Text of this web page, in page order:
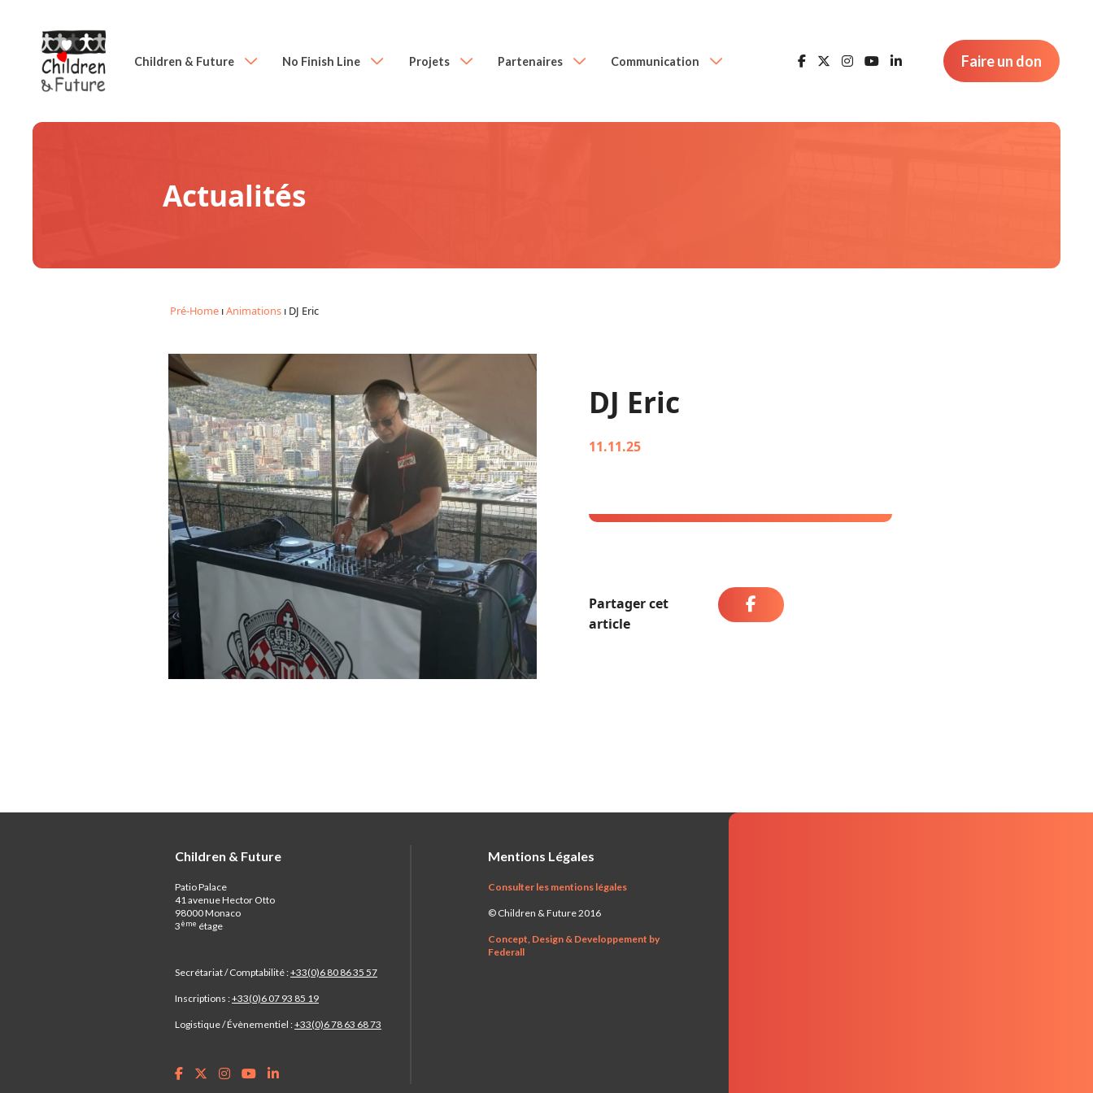
Children & Future No Finish Line Projets Partenaires Communication Faire un don
Actualités
Pré-Home ıAnimations ı DJ Eric
DJ Eric
11.11.25
Partager cet
article
Children & Future
Patio Palace
41 avenue Hector Otto
98000 Monaco
3ème étage
Secrétariat / Comptabilité :+33(0)6 80 86 35 57
Inscriptions :+33(0)6 07 93 85 19
Logistique / Évènementiel :+33(0)6 78 63 68 73
Mentions Légales
Consulter les mentions légales
© Children & Future 2016
Concept, Design & Developpement by
Federall